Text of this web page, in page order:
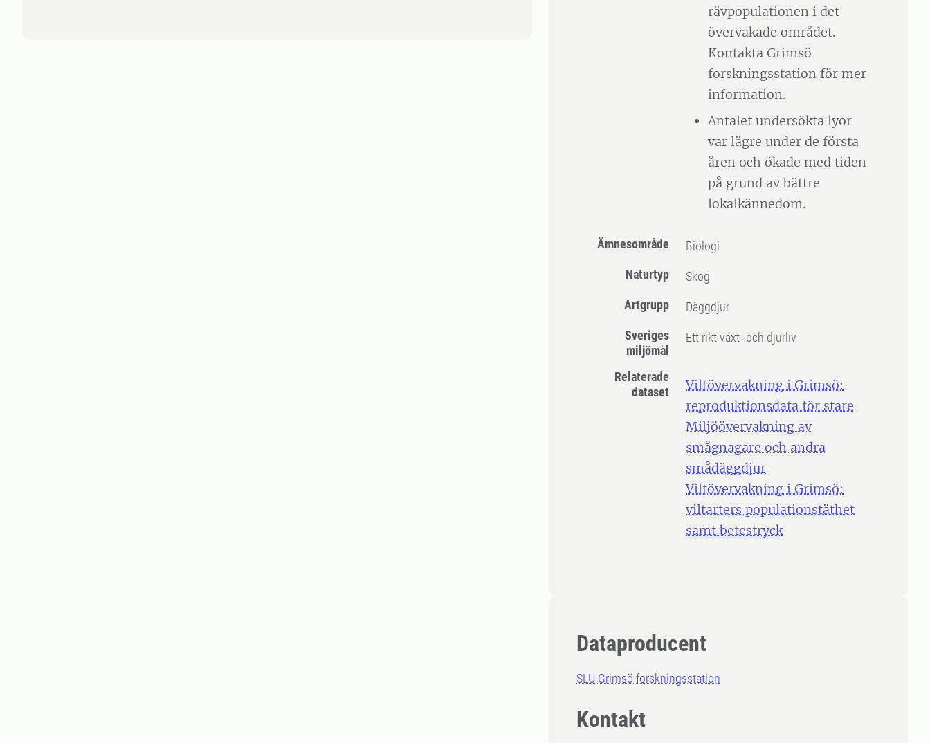
rävpopulationen i det
övervakade området.
Kontakta Grimsö
forskningsstation för mer
information.
Antalet undersökta lyor
var lägre under de första
åren och ökade med tiden
på grund av bättre
lokalkännedom.
Ämnesområde
Biologi
Naturtyp
Skog
Artgrupp
Däggdjur
Sveriges
miljömål
Ett rikt växt- och djurliv
Relaterade
dataset
Viltövervakning i Grimsö:
reproduktionsdata för stare
Miljöövervakning av
smågnagare och andra
smådäggdjur
Viltövervakning i Grimsö:
viltarters populationstäthet
samt betestryck
Dataproducent
SLU Grimsö forskningsstation
Kontakt